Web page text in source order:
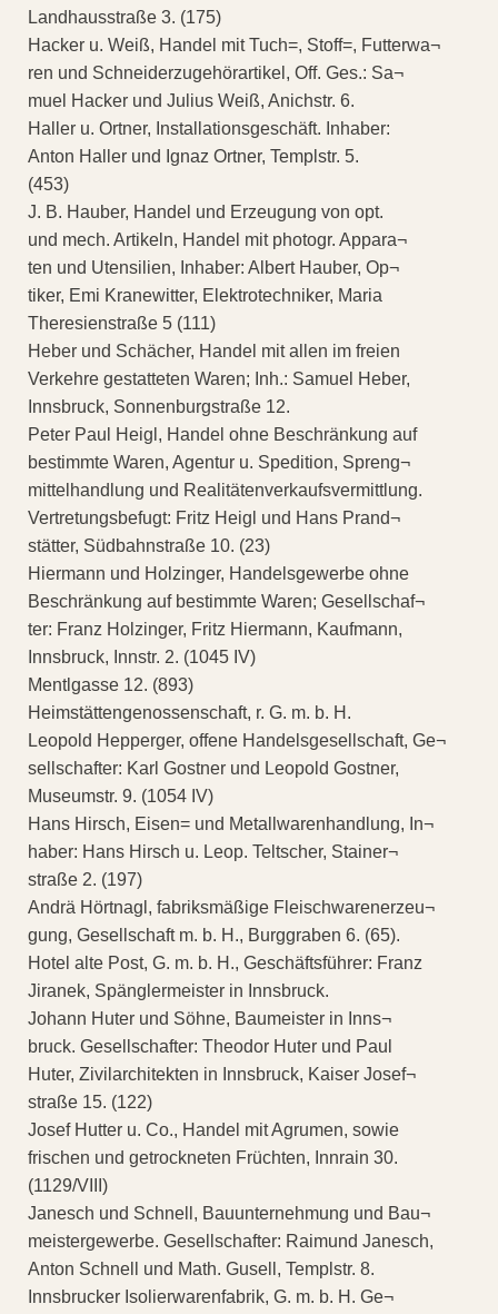
Landhausstraße 3. (175)
Hacker u. Weiß, Handel mit Tuch=, Stoff=, Futterwa¬
ren und Schneiderzugehörartikel, Off. Ges.: Sa¬
muel Hacker und Julius Weiß, Anichstr. 6.
Haller u. Ortner, Installationsgeschäft. Inhaber:
Anton Haller und Ignaz Ortner, Templstr. 5.
(453)
J. B. Hauber, Handel und Erzeugung von opt.
und mech. Artikeln, Handel mit photogr. Appara¬
ten und Utensilien, Inhaber: Albert Hauber, Op¬
tiker, Emi Kranewitter, Elektrotechniker, Maria
Theresienstraße 5 (111)
Heber und Schächer, Handel mit allen im freien
Verkehre gestatteten Waren; Inh.: Samuel Heber,
Innsbruck, Sonnenburgstraße 12.
Peter Paul Heigl, Handel ohne Beschränkung auf
bestimmte Waren, Agentur u. Spedition, Spreng¬
mittelhandlung und Realitätenverkaufsvermittlung.
Vertretungsbefugt: Fritz Heigl und Hans Prand¬
stätter, Südbahnstraße 10. (23)
Hiermann und Holzinger, Handelsgewerbe ohne
Beschränkung auf bestimmte Waren; Gesellschaf¬
ter: Franz Holzinger, Fritz Hiermann, Kaufmann,
Innsbruck, Innstr. 2. (1045 IV)
Mentlgasse 12. (893)
Heimstättengenossenschaft, r. G. m. b. H.
Leopold Hepperger, offene Handelsgesellschaft, Ge¬
sellschafter: Karl Gostner und Leopold Gostner,
Museumstr. 9. (1054 IV)
Hans Hirsch, Eisen= und Metallwarenhandlung, In¬
haber: Hans Hirsch u. Leop. Teltscher, Stainer¬
straße 2. (197)
Andrä Hörtnagl, fabriksmäßige Fleischwarenerzeu¬
gung, Gesellschaft m. b. H., Burggraben 6. (65).
Hotel alte Post, G. m. b. H., Geschäftsführer: Franz
Jiranek, Spänglermeister in Innsbruck.
Johann Huter und Söhne, Baumeister in Inns¬
bruck. Gesellschafter: Theodor Huter und Paul
Huter, Zivilarchitekten in Innsbruck, Kaiser Josef¬
straße 15. (122)
Josef Hutter u. Co., Handel mit Agrumen, sowie
frischen und getrockneten Früchten, Innrain 30.
(1129/VIII)
Janesch und Schnell, Bauunternehmung und Bau¬
meistergewerbe. Gesellschafter: Raimund Janesch,
Anton Schnell und Math. Gusell, Templstr. 8.
Innsbrucker Isolierwarenfabrik, G. m. b. H. Ge¬